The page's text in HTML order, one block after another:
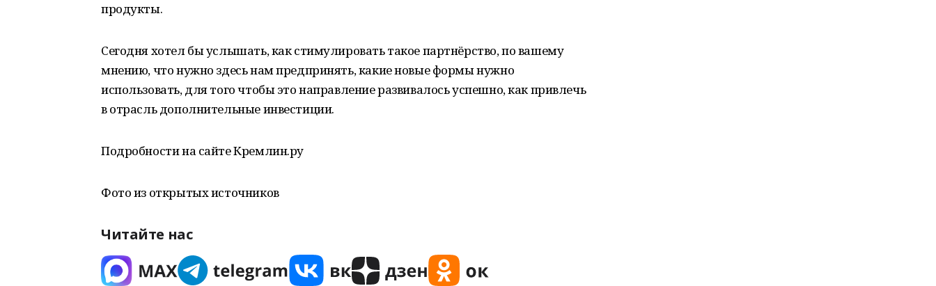
продукты.
Сегодня хотел бы услышать, как стимулировать такое партнёрство, по вашему
мнению, что нужно здесь нам предпринять, какие новые формы нужно
использовать, для того чтобы это направление развивалось успешно, как привлечь
в отрасль дополнительные инвестиции.
Подробности на сайте Кремлин.ру
Фото из открытых источников
Читайте нас